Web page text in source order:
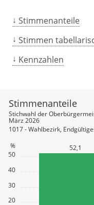
Stimmenanteile
Stimmen
Kennzahlen
20
30
40
50
% 52,1
Stimmenanteile
Stichwahl der
März 2026
1017 - Wahlbezirk,